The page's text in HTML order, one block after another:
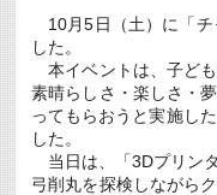
10月5日（土）に「チ
した。
本イベントは、子ど
素晴らしさ・楽しさ・
ってもらおうと実施し
した。
当日は、「3Dプリン
弓削丸を探検しながら